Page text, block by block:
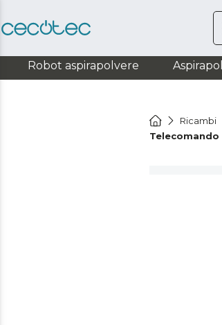
Robot aspirapolvere
Ricambi